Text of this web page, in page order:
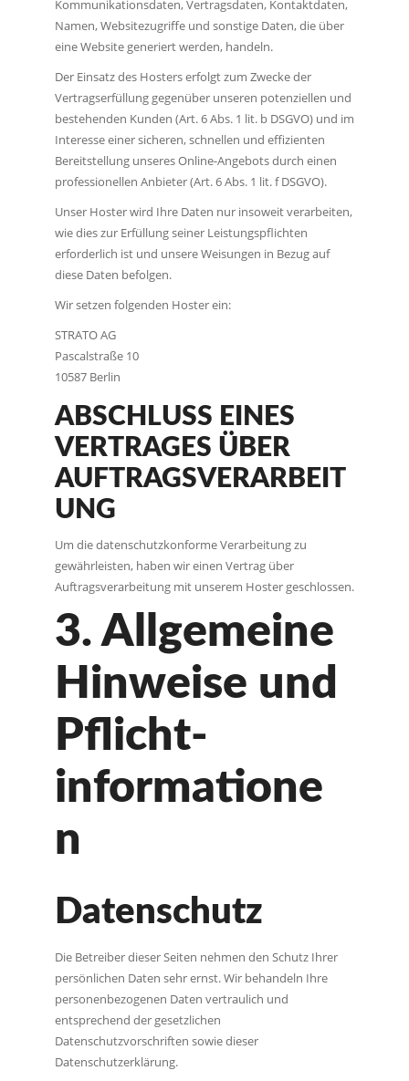
Kommunikationsdaten, Vertragsdaten, Kontaktdaten,
Namen, Websitezugriffe und sonstige Daten, die über
eine Website generiert werden, handeln.
Der Einsatz des Hosters erfolgt zum Zwecke der
Vertragserfüllung gegenüber unseren potenziellen und
bestehenden Kunden (Art. 6 Abs. 1 lit. b DSGVO) und im
Interesse einer sicheren, schnellen und effizienten
Bereitstellung unseres Online-Angebots durch einen
professionellen Anbieter (Art. 6 Abs. 1 lit. f DSGVO).
Unser Hoster wird Ihre Daten nur insoweit verarbeiten,
wie dies zur Erfüllung seiner Leistungspflichten
erforderlich ist und unsere Weisungen in Bezug auf
diese Daten befolgen.
Wir setzen folgenden Hoster ein:
STRATO AG
Pascalstraße 10
10587 Berlin
ABSCHLUSS EINES
VERTRAGES ÜBER
AUFTRAGSVERARBEIT
UNG
Um die datenschutzkonforme Verarbeitung zu
gewährleisten, haben wir einen Vertrag über
Auftragsverarbeitung mit unserem Hoster geschlossen.
3. Allgemeine
Hinweise und
Pflicht­
informatione
n
Datenschutz
Die Betreiber dieser Seiten nehmen den Schutz Ihrer
persönlichen Daten sehr ernst. Wir behandeln Ihre
personenbezogenen Daten vertraulich und
entsprechend der gesetzlichen
Datenschutzvorschriften sowie dieser
Datenschutzerklärung.